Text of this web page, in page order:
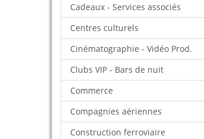
Cadeaux - Services associés
Centres culturels
Cinématographie - Vidéo Prod.
Clubs VIP - Bars de nuit
Commerce
Compagnies aériennes
Construction ferroviaire